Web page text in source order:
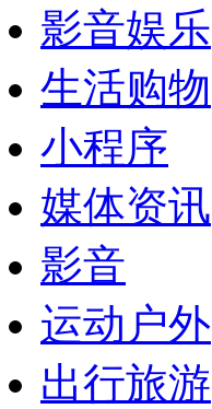
影音娱乐
生活购物
小程序
媒体资讯
影音
运动户外
出行旅游